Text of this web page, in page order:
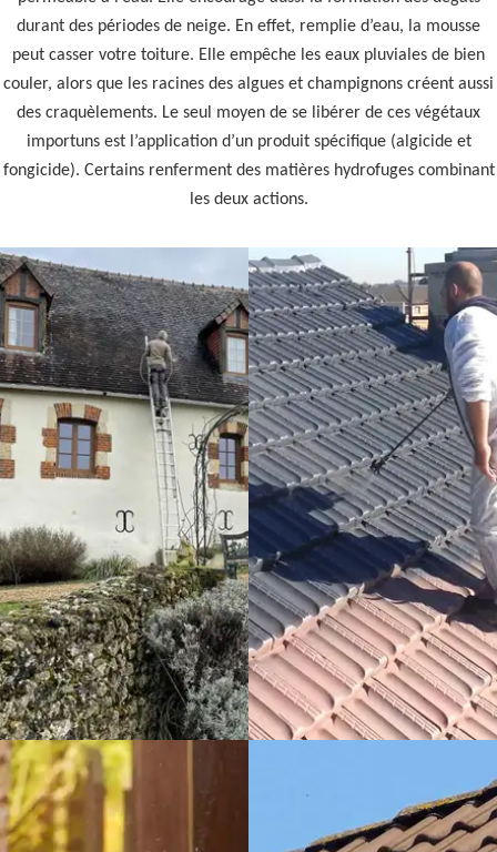
durant des périodes de neige. En effet, remplie d’eau, la mousse
peut casser votre toiture. Elle empêche les eaux pluviales de bien
couler, alors que les racines des algues et champignons créent aussi
des craquèlements. Le seul moyen de se libérer de ces végétaux
importuns est l’application d’un produit spécifique (algicide et
fongicide). Certains renferment des matières hydrofuges combinant
les deux actions.